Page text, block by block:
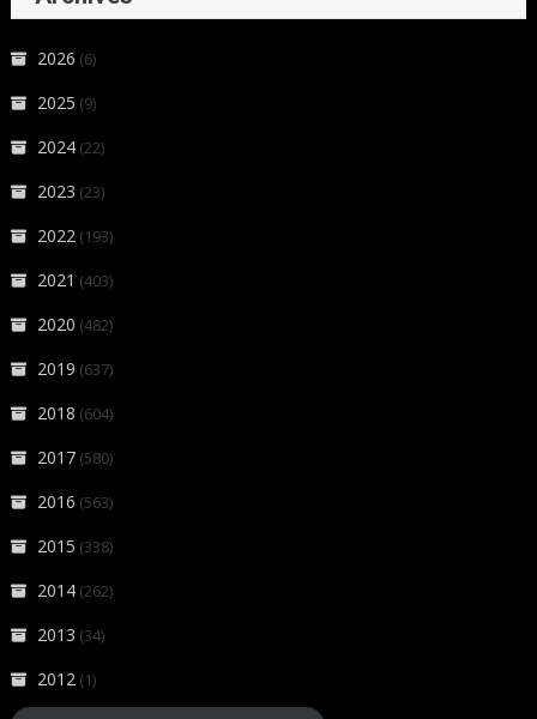
2026 (6)
2025 (9)
2024 (22)
2023 (23)
2022 (193)
2021 (403)
2020 (482)
2019 (637)
2018 (604)
2017 (580)
2016 (563)
2015 (338)
2014 (262)
2013 (34)
2012 (1)